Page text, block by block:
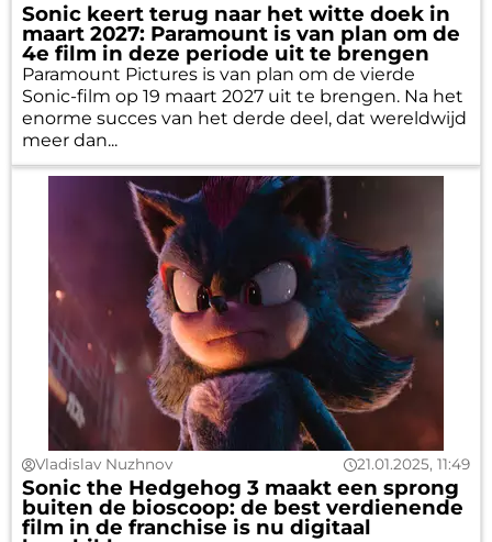
Sonic keert terug naar het witte doek in
maart 2027: Paramount is van plan om de
4e film in deze periode uit te brengen
Paramount Pictures is van plan om de vierde
Sonic-film op 19 maart 2027 uit te brengen. Na het
enorme succes van het derde deel, dat wereldwijd
meer dan...
Vladislav Nuzhnov 21.01.2025, 11:49
Sonic the Hedgehog 3 maakt een sprong
buiten de bioscoop: de best verdienende
film in de franchise is nu digitaal